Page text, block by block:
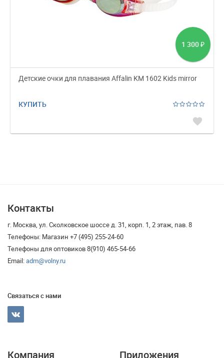
1 300 ₽
Детские очки для плавания Affalin KM 1602 Kids mirror
КУПИТЬ
favorite
Контакты
г. Москва, ул. Сколковское шоссе д. 31, корп. 1, 2 этаж, пав. 8
Телефоны: Магазин +7 (495) 255-24-60
Телефоны для оптовиков 8(910) 465-54-66
Email:adm@volny.ru
Связаться с нами
Компания Приложения